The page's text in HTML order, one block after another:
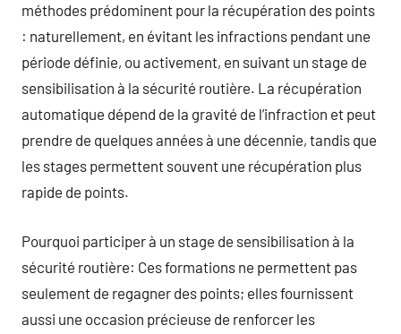
méthodes prédominent pour la récupération des points
: naturellement, en évitant les infractions pendant une
période définie, ou activement, en suivant un stage de
sensibilisation à la sécurité routière. La récupération
automatique dépend de la gravité de l’infraction et peut
prendre de quelques années à une décennie, tandis que
les stages permettent souvent une récupération plus
rapide de points.
Pourquoi participer à un stage de sensibilisation à la
sécurité routière: Ces formations ne permettent pas
seulement de regagner des points; elles fournissent
aussi une occasion précieuse de renforcer les